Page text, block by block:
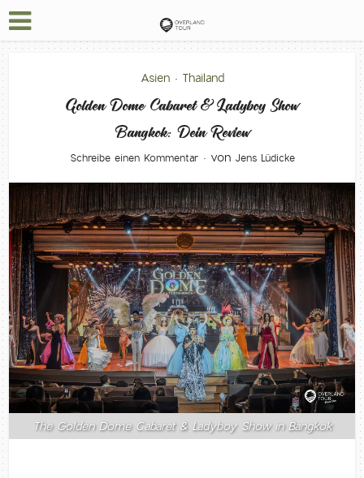
Asien • Thailand
Golden Dome Cabaret & Ladyboy Show
Bangkok: Dein Review
Schreibe einen Kommentar von Jens Lüdicke
The Golden Dome Cabaret & Ladyboy Show in Bangkok